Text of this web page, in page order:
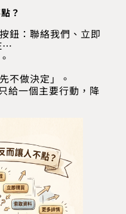
？
鈕：聯絡我們、立即
不做決定」。
給一個主要行動，降